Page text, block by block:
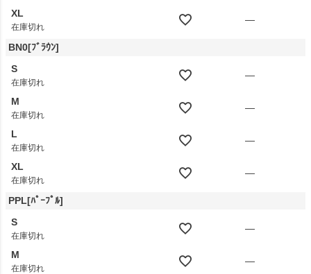
XL
在庫切れ
—
BN0[ﾌﾞﾗｳﾝ]
S
在庫切れ
—
M
在庫切れ
—
L
在庫切れ
—
XL
在庫切れ
—
PPL[ﾊﾟｰﾌﾟﾙ]
S
在庫切れ
—
M
在庫切れ
—